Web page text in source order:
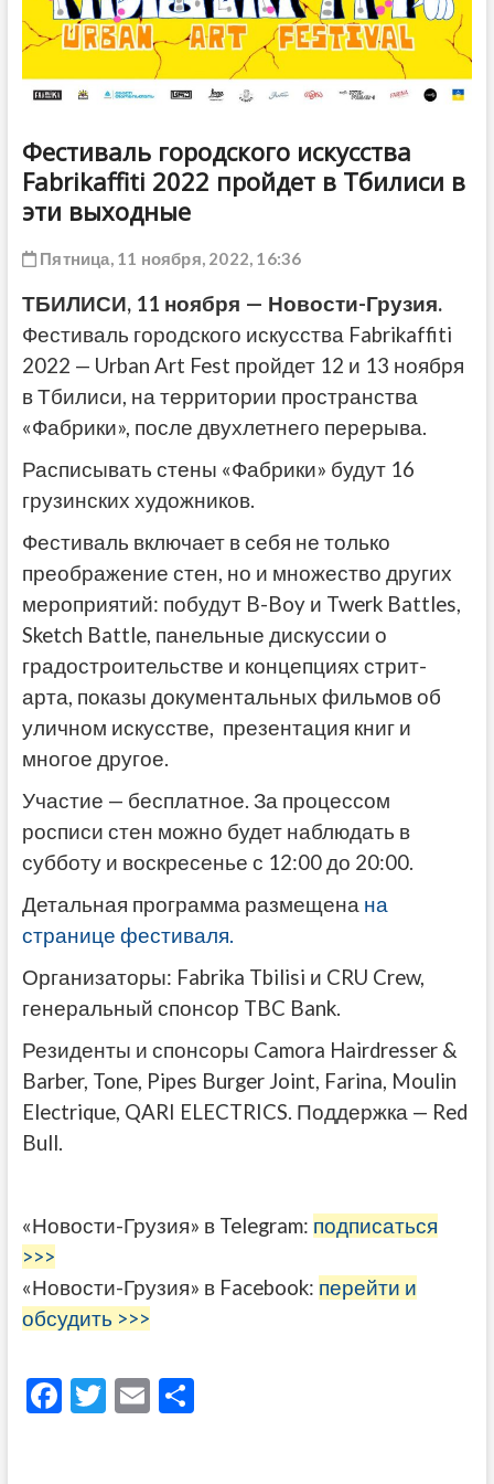
Фестиваль городского искусства
Fabrikaffiti 2022 пройдет в Тбилиси в
эти выходные
Пятница, 11 ноября, 2022, 16:36
ТБИЛИСИ, 11 ноября — Новости-Грузия.
Фестиваль городского искусства Fabrikaffiti
2022 — Urban Art Fest пройдет 12 и 13 ноября
в Тбилиси, на территории пространства
«Фабрики», после двухлетнего перерыва.
Расписывать стены «Фабрики» будут 16
грузинских художников.
Фестиваль включает в себя не только
преображение стен, но и множество других
мероприятий: побудут B-Boy и Twerk Battles,
Sketch Battle, панельные дискуссии о
градостроительстве и концепциях стрит-
арта, показы документальных фильмов об
уличном искусстве, презентация книг и
многое другое.
Участие — бесплатное. За процессом
росписи стен можно будет наблюдать в
субботу и воскресенье с 12:00 до 20:00.
Детальная программа размещена на
странице фестиваля.
Организаторы: Fabrika Tbilisi и CRU Crew,
генеральный спонсор TBC Bank.
Резиденты и спонсоры Camora Hairdresser &
Barber, Tone, Pipes Burger Joint, Farina, Moulin
Electrique, QARI ELECTRICS. Поддержка — Red
Bull.
«Новости-Грузия» в Telegram: подписаться
>>>
«Новости-Грузия» в Facebook: перейти и
обсудить >>>
F T E О